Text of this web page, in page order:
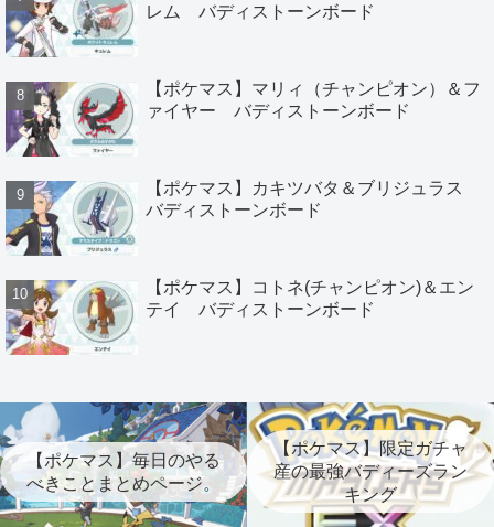
レム バディストーンボード
【ポケマス】マリィ（チャンピオン）＆フ
ァイヤー バディストーンボード
【ポケマス】カキツバタ＆ブリジュラス
バディストーンボード
【ポケマス】コトネ(チャンピオン)＆エン
テイ バディストーンボード
【ポケマス】毎日のやる
べきことまとめページ。
【ポケマス】限定ガチャ
産の最強バディーズラン
キング